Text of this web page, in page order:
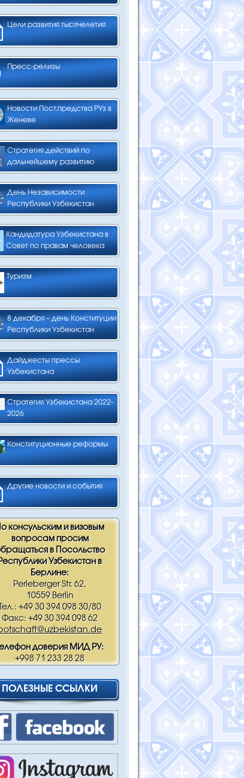
Цели развития тысячелетия
Пресс-релизы
Новости Пост.предства РУз в
Женеве
Стратегия действий по
дальнейшему развитию
День Независимости
Республики Узбекистан
Кандидатура Узбекистана в
Совет по правам человека
Туризм
8 декабря – день Конституции
Республики Узбекистан
Дайджесты прессы
Узбекистана
Стратегия Узбекистана 2022-
2026
Конституционные реформы
Другие новости и события
консульским и визовым
вопросам просим
в Посольство
Узбекистан в
Берлине:
Perleberger Str. 62,
10559 Berlin
Тел.: +49 30 394 098 30/80
Факс: +49 30 394 098 62
доверия МИД РУ:
+998 71 233 28 28
ПОЛЕЗНЫЕ ССЫЛКИ